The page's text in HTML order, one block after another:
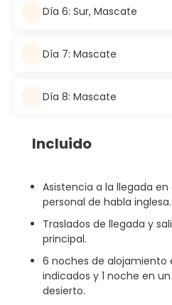
Día 6: Sur, Mascate
Día 7: Mascate
Día 8: Mascate
Incluido
Asistencia a la llegada
personal de habla inglesa.
Traslados de llegada y
principal.
6 noches de alojamiento
indicados y 1 noche en
desierto.